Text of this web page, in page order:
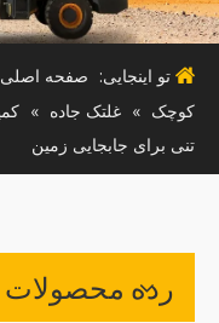
Deutsch
Português
Español
Pусский
Français
تو اینجایی: صفحه اصلی
کوچک » غلتک جاده »
تنی برای جابجایی زمین
رده محصولات